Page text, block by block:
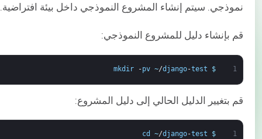
نموذجي. سيتم إنشاء المشروع النموذجي داخل بيئة افتراضية.
قم بإنشاء دليل للمشروع النموذجي:
1
$
mkdir -pv ~/django-test
قم بتغيير الدليل الحالي إلى دليل المشروع:
1
$
cd ~/django-test